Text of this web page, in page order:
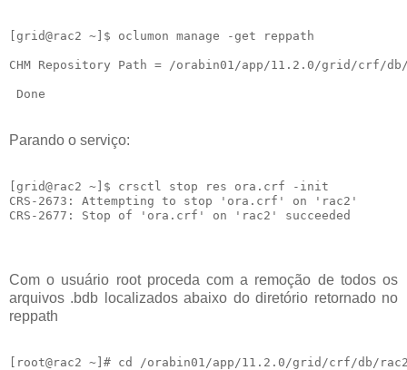
[grid@rac2 ~]$ oclumon manage -get reppath
CHM Repository Path = /orabin01/app/11.2.0/grid/crf/
Parando o serviço:
[grid@rac2 ~]$ crsctl stop res ora.crf -init
CRS-2673: Attempting to stop 'ora.crf' on 'rac2'
Com o usuário root proceda com a remoção de todos os
arquivos .bdb localizados abaixo do diretório retornado no
reppath
[root@rac2 ~]# cd /orabin01/app/11.2.0/grid/crf/db/